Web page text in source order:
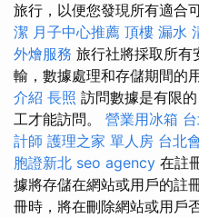
旅行，以便您發現所有適合
潔 月子中心推薦 頂樓 漏水
外燴服務 旅行社將採取所有
輸，數據處理和存儲期間的
介紹 長照 訪問數據是有限
工才能訪問。 營業用冰箱
計師 護理之家 單人房 台北
胞證新北 seo agency 在註
據將存儲在網站或用戶的註
冊時，將在刪除網站或用戶